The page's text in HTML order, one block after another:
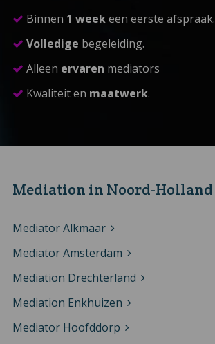
Binnen 1 weekeen eerste afspraak.
Volledige begeleiding.
Alleen ervaren mediators
Kwaliteit en maatwerk.
Mediation in Noord-Holland
Mediator Alkmaar
Mediator Amsterdam
Mediation Drechterland
Mediation Enkhuizen
Mediator Hoofddorp